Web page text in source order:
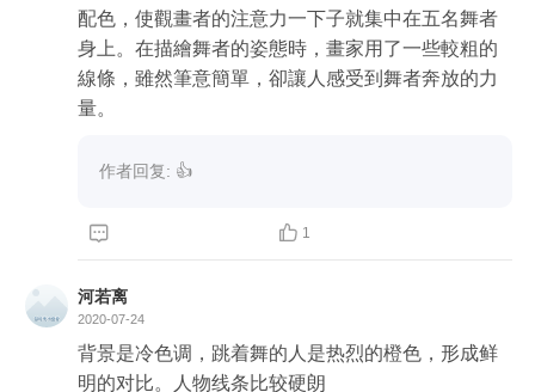
嗯！就看到这么多了，不知道学到了多少呢？
期待老师的指正🌹🌹🌹
配色，使觀畫者的注意力一下子就集中在五名舞者
身上。在描繪舞者的姿態時，畫家用了一些較粗的
線條，雖然筆意簡單，卻讓人感受到舞者奔放的力
量。
  1
河若离
2020-07-24
背景是冷色调，跳着舞的人是热烈的橙色，形成鲜
明的对比。人物线条比较硬朗